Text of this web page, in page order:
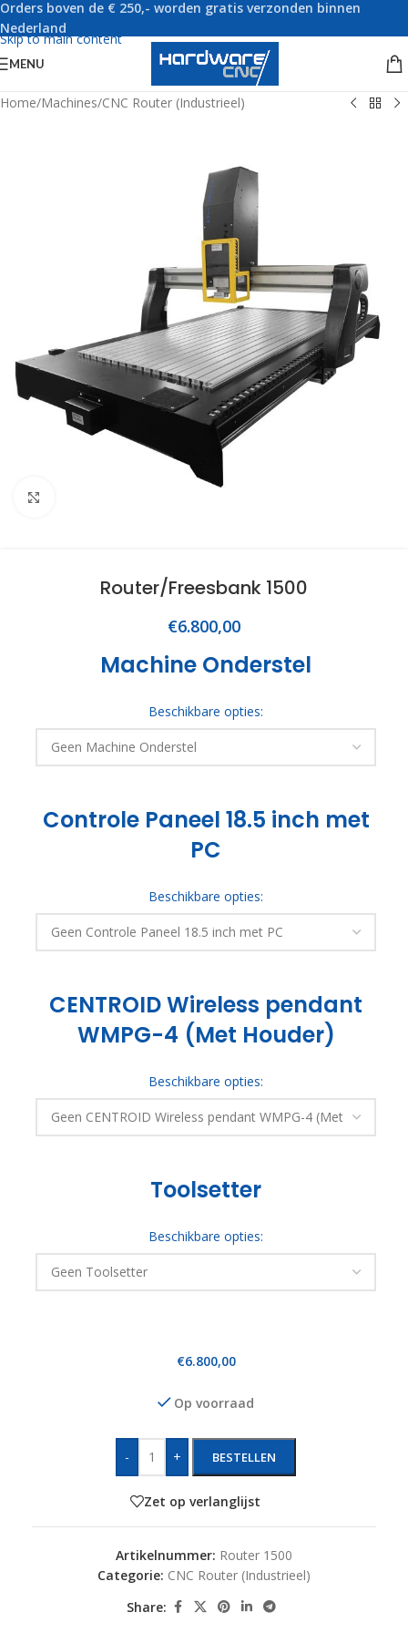
Skip to navigation
Skip to main content
Orders boven de € 250,- worden gratis verzonden binnen
Nederland
MENU
Home/Machines/CNC Router (Industrieel)
Router/Freesbank 1500
€6.800,00
Machine Onderstel
Beschikbare opties:
Controle Paneel 18.5 inch met
PC
Beschikbare opties:
CENTROID Wireless pendant
WMPG-4 (Met Houder)
Beschikbare opties:
Toolsetter
Beschikbare opties:
€6.800,00
Op voorraad
- + BESTELLEN
Zet op verlanglijst
Artikelnummer: Router 1500
Categorie: CNC Router (Industrieel)
Share: